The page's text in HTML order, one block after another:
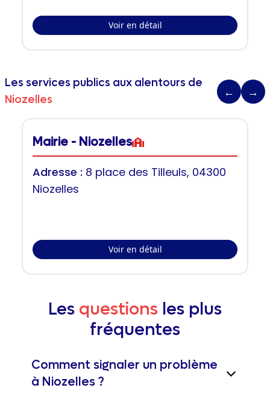
Voir en détail
Les services publics aux alentours de
Niozelles
← →
Mairie - Niozelles
Adresse : 8 place des Tilleuls, 04300
Niozelles
Voir en détail
Les questions les plus
fréquentes
Comment signaler un problème
à Niozelles ?